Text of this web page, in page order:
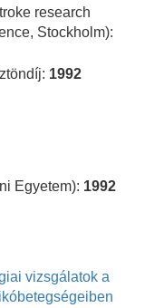
research
Stockholm):
1992
Egyetem): 1992
vizsgálatok a